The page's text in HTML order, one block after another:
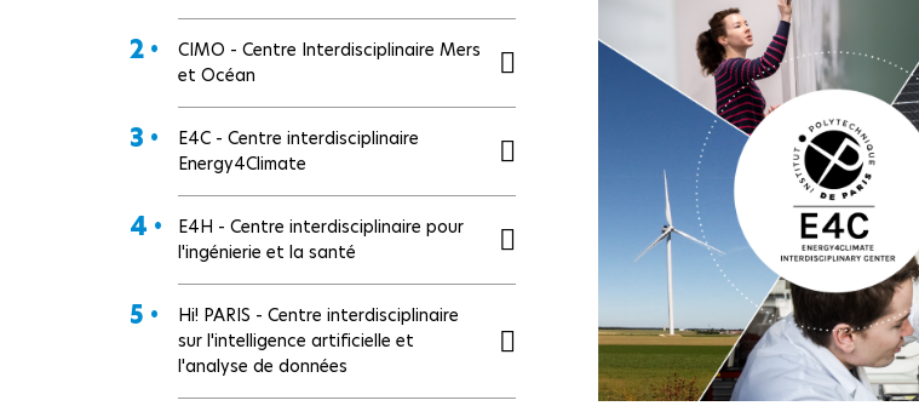
2 •
CIMO - Centre Interdisciplinaire Mers
et Océan
3 •
E4C - Centre interdisciplinaire
Energy4Climate
4 •
E4H - Centre interdisciplinaire pour
l'ingénierie et la santé
5 •
Hi! PARIS - Centre interdisciplinaire
sur l'intelligence artificielle et
l'analyse de données